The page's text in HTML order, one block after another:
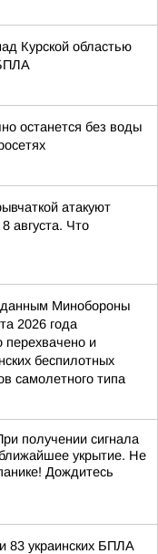
Курской областью
останется без воды
атакуют
августа. Что
данным Минобороны
2026 года
и
беспилотных
самолетного типа
получении сигнала
укрытие. Не
Дождитесь
украинских БПЛА